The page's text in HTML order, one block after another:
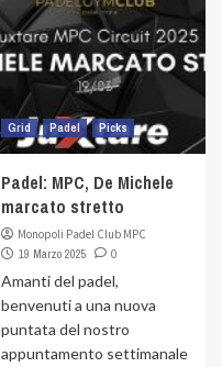
Grid Padel Picks
Padel: MPC, De Michele
marcato stretto
Monopoli Padel Club MPC
19 Marzo 2025
0
Amanti del padel,
benvenuti a una nuova
puntata del nostro
appuntamento settimanale